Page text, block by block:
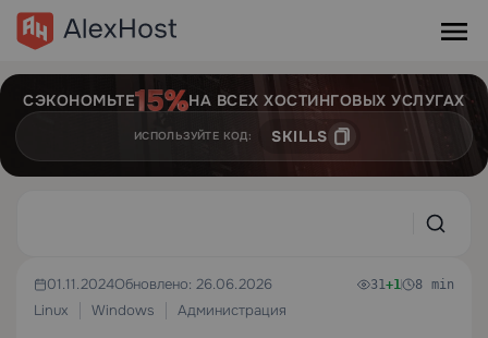
СЭКОНОМЬТЕ НА ВСЕХ ХОСТИНГОВЫХ УСЛУГАХ
ИСПОЛЬЗУЙТЕ КОД: SKILLS
01.11.2024Обновлено: 26.06.2026
Linux
Windows Администрация
31+1 8 min